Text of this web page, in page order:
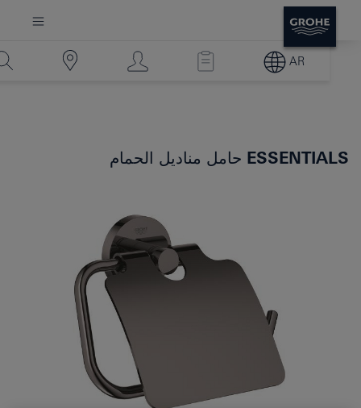
AR
ESSENTIALS حامل مناديل الحمام